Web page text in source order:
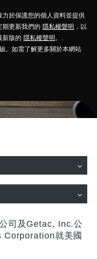
於保護您的個人資料並提供
期更新我們的 隱私權聲明 ，以
新版的 隱私權聲明 。.
。如需了解更多關於本網站
司及Getac, Inc.公
就美國